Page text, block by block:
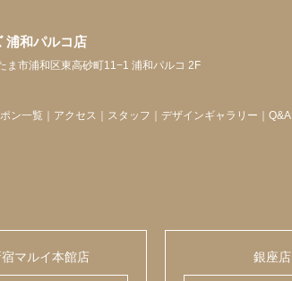
浦和パルコ店
ま市浦和区東高砂町11−1 浦和パルコ 2F
ン一覧 アクセス スタッフ デザインギャラリー Q&A
宿マルイ本館店 銀座店